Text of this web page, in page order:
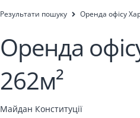
Результати пошуку Оренда офісу
Оренда
262м²
Майдан Конституції